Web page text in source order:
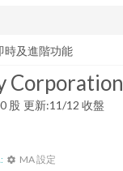
時及進階功能
Corporation
股 更新:11/12 收盤
settings MA 設定